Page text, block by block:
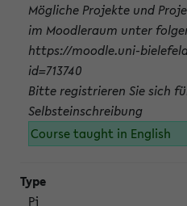
Mögliche Projekte und
im Moodleraum unter
https://moodle.uni-
id=713740
Bitte registrieren Sie sich
Selbsteinschreibung
Course taught in English
Pj